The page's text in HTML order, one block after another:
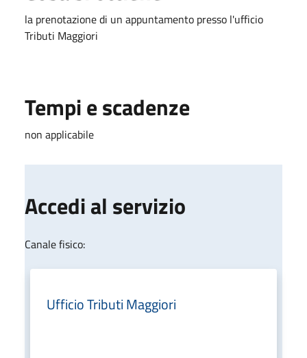
la prenotazione di un appuntamento presso l'ufficio
Tributi Maggiori
Tempi e scadenze
non applicabile
Accedi al servizio
Canale fisico:
Ufficio Tributi Maggiori